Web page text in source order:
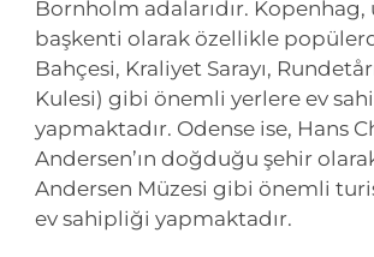
Bornholm adalarıdır. Kopenhag,
başkenti olarak özellikle
Bahçesi, Kraliyet Sarayı,
Kulesi) gibi önemli yerlere ev
yapmaktadır. Odense ise, Hans
Andersen’ın doğduğu şehir
Andersen Müzesi gibi önemli
ev sahipliği yapmaktadır.